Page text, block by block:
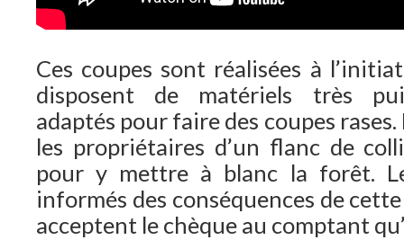
Ces coupes sont réalisées à
disposent de matériels très
adaptés pour faire des coupes
les propriétaires d’un flanc de
pour y mettre à blanc la forêt.
informés des conséquences de
acceptent le chèque au comptant